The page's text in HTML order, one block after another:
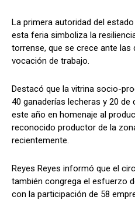
La primera autoridad del
esta feria simboliza la
torrense, que se crece ante las
vocación de trabajo.
Destacó que la vitrina socio-
40 ganaderías lecheras y 20
este año en homenaje al
reconocido productor de la
recientemente.
Reyes Reyes informó que el
también congrega el esfuerzo
con la participación de 58